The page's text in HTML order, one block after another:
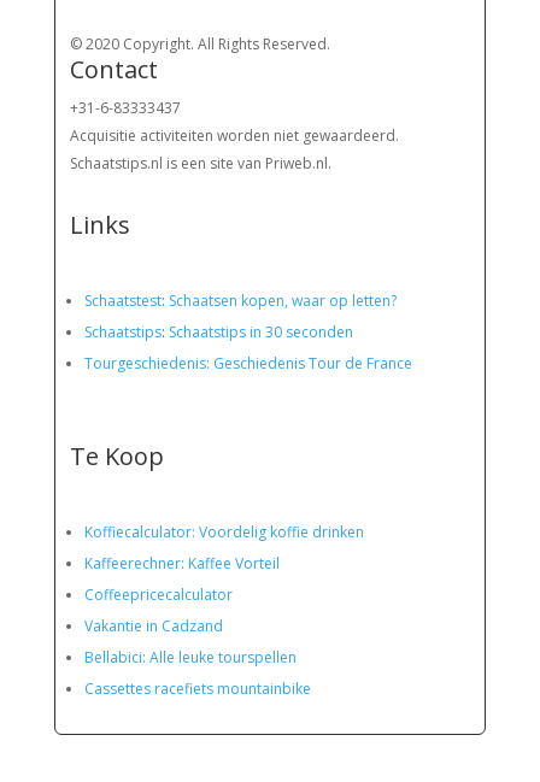
© 2020 Copyright. All Rights Reserved.
Contact
+31-6-83333437
Acquisitie activiteiten worden niet gewaardeerd.
Schaatstips.nl is een site van Priweb.nl.
Links
Schaatstest: Schaatsen kopen, waar op letten?
Schaatstips: Schaatstips in 30 seconden
Tourgeschiedenis: Geschiedenis Tour de France
Te Koop
Koffiecalculator: Voordelig koffie drinken
Kaffeerechner: Kaffee Vorteil
Coffeepricecalculator
Vakantie in Cadzand
Bellabici: Alle leuke tourspellen
Cassettes racefiets mountainbike